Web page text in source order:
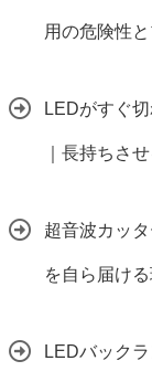
用の危険性
LEDがすぐ
｜長持ちさ
超音波カッ
を自ら届け
LEDバック